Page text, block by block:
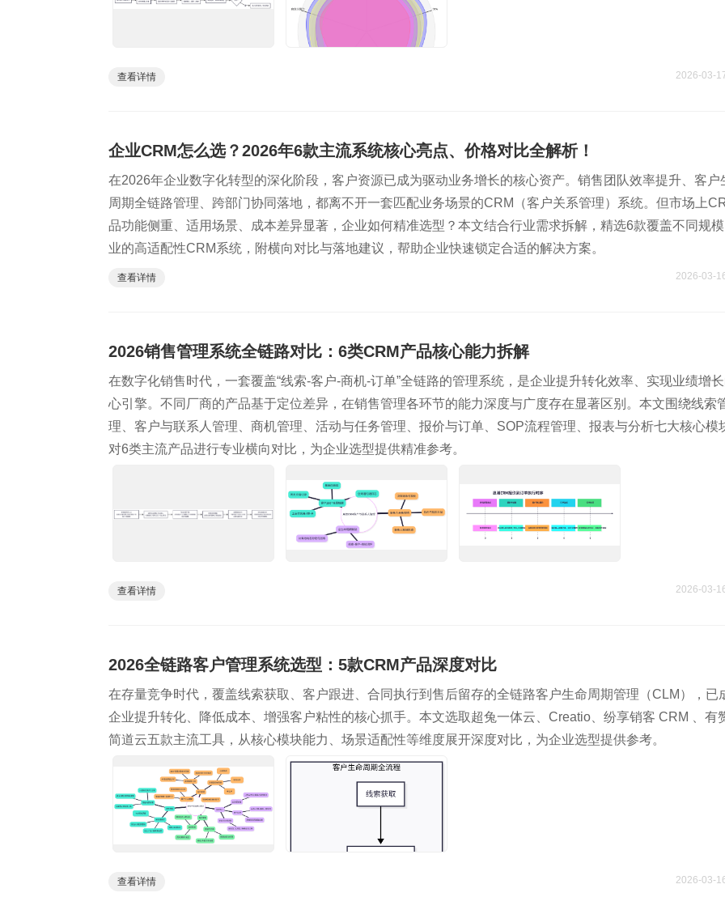
查看详情 2026-03-
企业CRM怎么选？2026年6款主流系统核心亮点、价格对比全解析！
在2026年企业数字化转型的深化阶段，客户资源已成为驱动业务增长的核心资产。销售团队效率提升、客户
周期全链路管理、跨部门协同落地，都离不开一套匹配业务场景的CRM（客户关系管理）系统。但市场上
品功能侧重、适用场景、成本差异显著，企业如何精准选型？本文结合行业需求拆解，精选6款覆盖不同规
业的高适配性CRM系统，附横向对比与落地建议，帮助企业快速锁定合适的解决方案。
查看详情 2026-03-
2026销售管理系统全链路对比：6类CRM产品核心能力拆解
在数字化销售时代，一套覆盖“线索-客户-商机-订单”全链路的管理系统，是企业提升转化效率、实现业绩增
心引擎。不同厂商的产品基于定位差异，在销售管理各环节的能力深度与广度存在显著区别。本文围绕线索
理、客户与联系人管理、商机管理、活动与任务管理、报价与订单、SOP流程管理、报表与分析七大核心模
对6类主流产品进行专业横向对比，为企业选型提供精准参考。
查看详情 2026-03-
2026全链路客户管理系统选型：5款CRM产品深度对比
在存量竞争时代，覆盖线索获取、客户跟进、合同执行到售后留存的全链路客户生命周期管理（CLM），已
企业提升转化、降低成本、增强客户粘性的核心抓手。本文选取超兔一体云、Creatio、纷享销客 CRM 、有
简道云五款主流工具，从核心模块能力、场景适配性等维度展开深度对比，为企业选型提供参考。
查看详情 2026-03-